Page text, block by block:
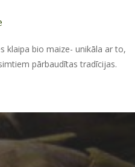
klaipa bio maize- unikāla ar to,
pārbaudītas tradīcijas.